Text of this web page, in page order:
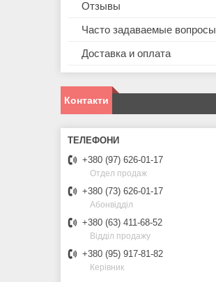
Отзывы
Часто задаваемые вопросы
Доставка и оплата
Контакти
+380 (97) 626-01-17
Отдел продаж
+380 (73) 626-01-17
Абонвідділ
+380 (63) 411-68-52
Відділ продажу
+380 (95) 917-81-82
Керівник